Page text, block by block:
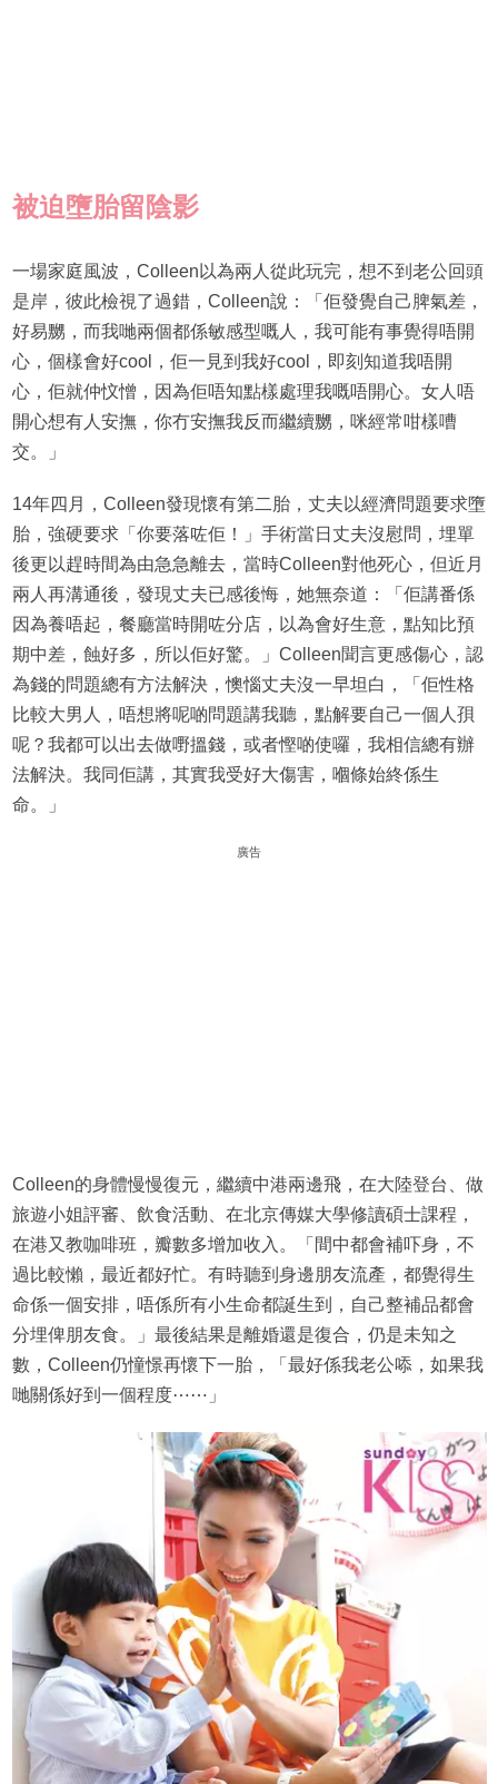
被迫墮胎留陰影
一場家庭風波，Colleen以為兩人從此玩完，想不到老公回頭
是岸，彼此檢視了過錯，Colleen說：「佢發覺自己脾氣差，
好易嬲，而我哋兩個都係敏感型嘅人，我可能有事覺得唔開
心，個樣會好cool，佢一見到我好cool，即刻知道我唔開
心，佢就仲忟憎，因為佢唔知點樣處理我嘅唔開心。女人唔
開心想有人安撫，你冇安撫我反而繼續嬲，咪經常咁樣嘈
交。」
14年四月，Colleen發現懷有第二胎，丈夫以經濟問題要求墮
胎，強硬要求「你要落咗佢！」手術當日丈夫沒慰問，埋單
後更以趕時間為由急急離去，當時Colleen對他死心，但近月
兩人再溝通後，發現丈夫已感後悔，她無奈道：「佢講番係
因為養唔起，餐廳當時開咗分店，以為會好生意，點知比預
期中差，蝕好多，所以佢好驚。」Colleen聞言更感傷心，認
為錢的問題總有方法解決，懊惱丈夫沒一早坦白，「佢性格
比較大男人，唔想將呢啲問題講我聽，點解要自己一個人孭
呢？我都可以出去做嘢搵錢，或者慳啲使囉，我相信總有辦
法解決。我同佢講，其實我受好大傷害，嗰條始終係生
命。」
廣告
Colleen的身體慢慢復元，繼續中港兩邊飛，在大陸登台、做
旅遊小姐評審、飲食活動、在北京傳媒大學修讀碩士課程，
在港又教咖啡班，瓣數多增加收入。「間中都會補吓身，不
過比較懶，最近都好忙。有時聽到身邊朋友流產，都覺得生
命係一個安排，唔係所有小生命都誕生到，自己整補品都會
分埋俾朋友食。」最後結果是離婚還是復合，仍是未知之
數，Colleen仍憧憬再懷下一胎，「最好係我老公㖭，如果我
哋關係好到一個程度⋯⋯」